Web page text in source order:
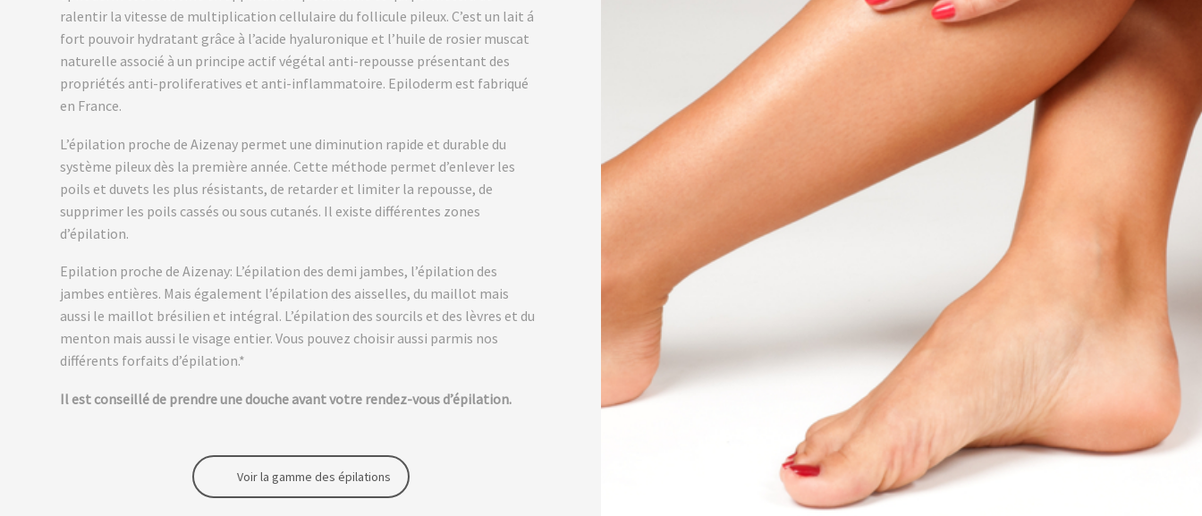
ralentir la vitesse de multiplication cellulaire du follicule pileux. C’est un lait á
fort pouvoir hydratant grâce à l’acide hyaluronique et l’huile de rosier muscat
naturelle associé à un principe actif végétal anti-repousse présentant des
propriétés anti-proliferatives et anti-inflammatoire. Epiloderm est fabriqué
en France.
L’épilation proche de Aizenay permet une diminution rapide et durable du
système pileux dès la première année. Cette méthode permet d’enlever les
poils et duvets les plus résistants, de retarder et limiter la repousse, de
supprimer les poils cassés ou sous cutanés. Il existe différentes zones
d’épilation.
Epilation proche de Aizenay: L’épilation des demi jambes, l’épilation des
jambes entières. Mais également l’épilation des aisselles, du maillot mais
aussi le maillot brésilien et intégral. L’épilation des sourcils et des lèvres et du
menton mais aussi le visage entier. Vous pouvez choisir aussi parmis nos
différents forfaits d’épilation.*
Il est conseillé de prendre une douche avant votre rendez-vous d’épilation.
Voir la gamme des épilations